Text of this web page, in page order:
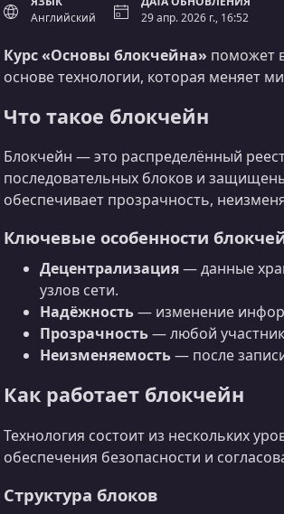
Английский
29 апр. 2026 г., 16:52
Курс «Основы блокчейна» поможет
основе технологии, которая меняет
Что такое блокчейн
Блокчейн — это распределённый
последовательных блоков и
обеспечивает прозрачность,
Ключевые особенности
Децентрализация— данные
узлов сети.
Надёжность— изменение
Прозрачность— любой
Неизменяемость— после
Как работает блокчейн
Технология состоит из нескольких
обеспечения безопасности и
Структура блоков